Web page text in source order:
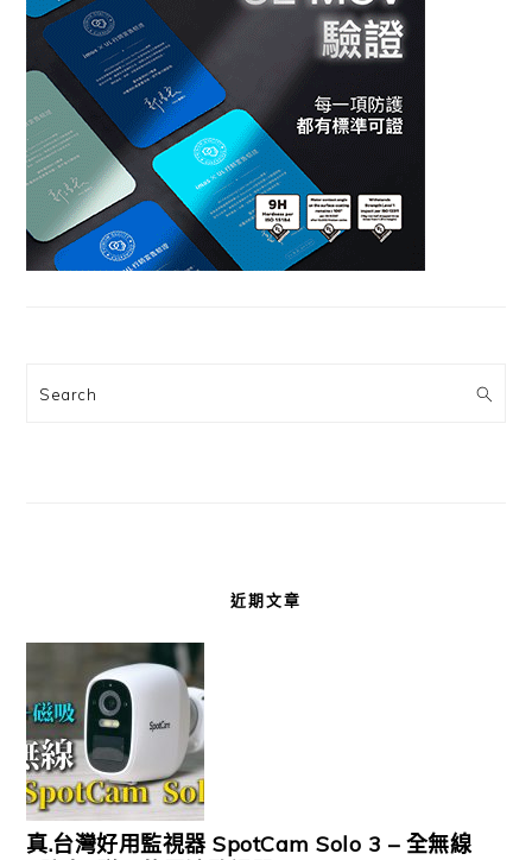
Search
近期文章
真.台灣好用監視器 SpotCam Solo 3 – 全無線